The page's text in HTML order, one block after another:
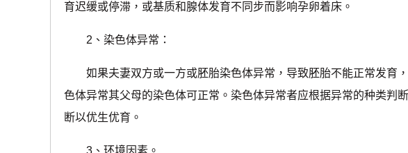
育迟缓或停滞，或基质和腺体发育不同步而影响孕卵着床。
2、染色体异常：
如果夫妻双方或一方或胚胎染色体异常，导致胚胎不能正常发育
色体异常其父母的染色体可正常。染色体异常者应根据异常的种类判
断以优生优育。